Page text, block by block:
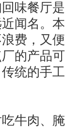
餐厅是
闻名。
费，又
的产品
统的手
肉、腌